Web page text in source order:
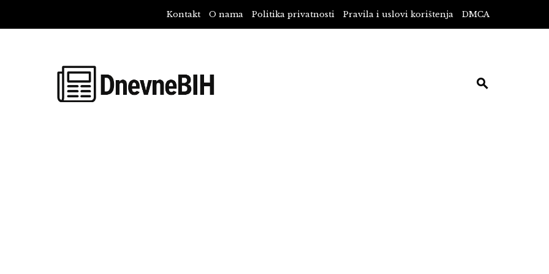
Kontakt O nama Politika privatnosti Pravila i uslovi korištenja DMCA